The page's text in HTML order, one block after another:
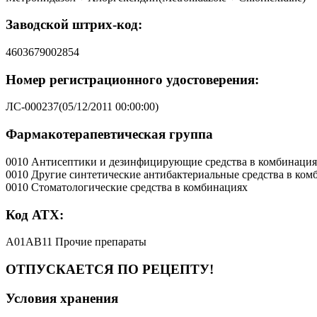
Заводской штрих-код:
4603679002854
Номер регистрационного удостоверения:
ЛС-000237(05/12/2011 00:00:00)
Фармакотерапевтическая группа
0010 Антисептики и дезинфицирующие средства в
0010 Другие синтетические антибактериальные средства в
0010 Стоматологические средства в комбинациях
Код АТХ:
A01AB11 Прочие препараты
ОТПУСКАЕТСЯ ПО РЕЦЕПТУ!
Условия хранения